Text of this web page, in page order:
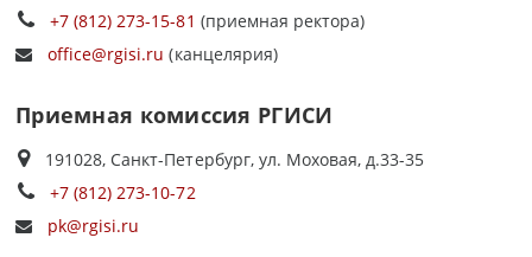
+7 (812) 273-15-81 (приемная ректора)
office@rgisi.ru (канцелярия)
Приемная комиссия РГИСИ
191028, Санкт-Петербург, ул. Моховая, д.33-35
+7 (812) 273-10-72
pk@rgisi.ru